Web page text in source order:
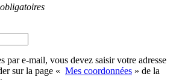
par e-mail, vous devez saisir votre adresse
sur la page « Mes coordonnées » de la